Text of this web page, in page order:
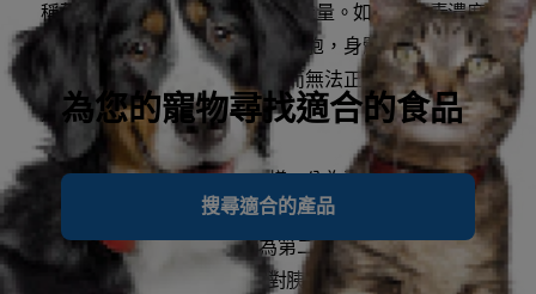
為您的寵物尋找適合的食品
搜尋適合的產品
稱葡萄糖) 進入身體細胞以提供能量。如果胰島素濃度
不足，葡萄糖就無法正常進入細胞，身體會轉而開始分
解脂肪和蛋白質以產生能量，而無法正常利用的葡萄糖
則會大量滯留在血液中。
貓咪的糖尿病也和人類的一樣，分為兩型：胰島素依賴
型 (又稱為第一型)，也就是身體本身無法繼續分泌胰島
素；非胰島素依賴型 (又稱為第二型)，表示身體無法分
泌足夠胰島素，或組織器官對胰島素的反應敏感度降